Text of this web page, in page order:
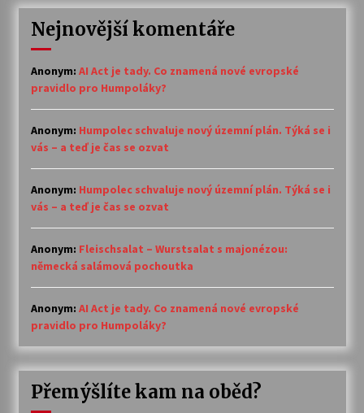
Nejnovější komentáře
Anonym: AI Act je tady. Co znamená nové evropské
pravidlo pro Humpoláky?
Anonym: Humpolec schvaluje nový územní plán. Týká se i
vás – a teď je čas se ozvat
Anonym: Humpolec schvaluje nový územní plán. Týká se i
vás – a teď je čas se ozvat
Anonym: Fleischsalat – Wurstsalat s majonézou:
německá salámová pochoutka
Anonym: AI Act je tady. Co znamená nové evropské
pravidlo pro Humpoláky?
Přemýšlíte kam na oběd?